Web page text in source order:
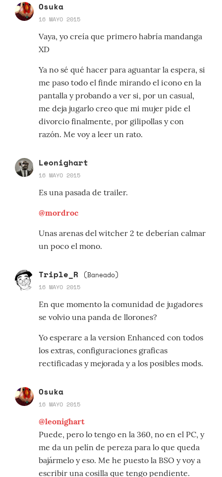
Osuka
16 MAYO 2015
Vaya, yo creía que primero habría mandanga
XD
Ya no sé qué hacer para aguantar la espera, si
me paso todo el finde mirando el icono en la
pantalla y probando a ver si, por un casual,
me deja jugarlo creo que mi mujer pide el
divorcio finalmente, por gilipollas y con
razón. Me voy a leer un rato.
Leonighart
16 MAYO 2015
Es una pasada de trailer.
@mordroc
Unas arenas del witcher 2 te deberían calmar
un poco el mono.
Triple_R (Baneado)
16 MAYO 2015
En que momento la comunidad de jugadores
se volvio una panda de llorones?
Yo esperare a la version Enhanced con todos
los extras, configuraciones graficas
rectificadas y mejorada y a los posibles mods.
Osuka
16 MAYO 2015
@leonighart
Puede, pero lo tengo en la 360, no en el PC, y
me da un pelín de pereza para lo que queda
bajármelo y eso. Me he puesto la BSO y voy a
escribir una cosilla que tengo pendiente.